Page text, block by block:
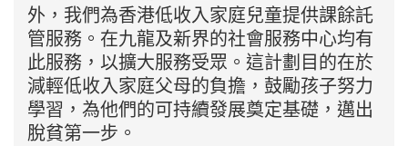
外，我們為香港低收入家庭兒童提供課餘託
管服務。在九龍及新界的社會服務中心均有
此服務，以擴大服務受眾。這計劃目的在於
減輕低收入家庭父母的負擔，鼓勵孩子努力
學習，為他們的可持續發展奠定基礎，邁出
脫貧第一步。